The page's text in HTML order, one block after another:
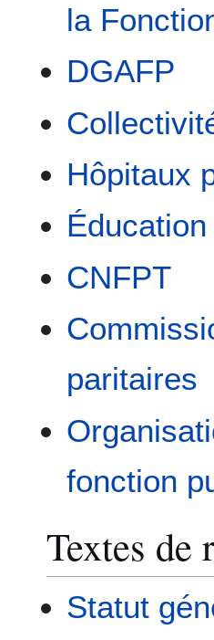
la
DGAFP
Hôpitaux
CNFPT
paritaires
fonction
Textes de
Statut